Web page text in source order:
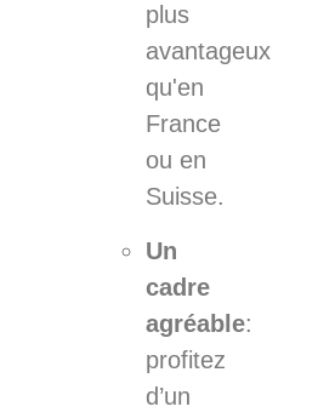
plus
avantageux
qu'en
France
ou en
Suisse.
Un
cadre
agréable:
profitez
d’un